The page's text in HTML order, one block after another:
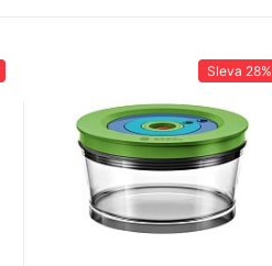
Sleva 28%